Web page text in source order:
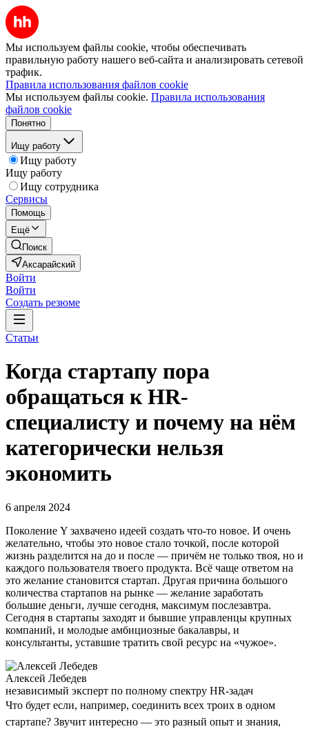
Мы используем файлы cookie, чтобы обеспечивать
правильную работу нашего веб-сайта и анализировать сетевой
трафик.
Правила использования файлов cookie
Мы используем файлы cookie. Правила использования
файлов cookie
Понятно
Ищу работу
Ищу работу
Ищу работу
Ищу сотрудника
Сервисы
Помощь
Ещё
Поиск
Аксарайский
Войти
Войти
Создать резюме
Статьи
Когда стартапу пора
обращаться к HR-
специалисту и почему на нём
категорически нельзя
экономить
6 апреля 2024
Поколение Y захвачено идеей создать что-то новое. И очень
желательно, чтобы это новое стало точкой, после которой
жизнь разделится на до и после — причём не только твоя, но и
каждого пользователя твоего продукта. Всё чаще ответом на
это желание становится стартап. Другая причина большого
количества стартапов на рынке — желание заработать
большие деньги, лучше сегодня, максимум послезавтра.
Сегодня в стартапы заходят и бывшие управленцы крупных
компаний, и молодые амбициозные бакалавры, и
консультанты, уставшие тратить свой ресурс на «чужое».
Алексей Лебедев
независимый эксперт по полному спектру HR-задач
Что будет если, например, соединить всех троих в одном
стартапе? Звучит интересно — это разный опыт и знания,